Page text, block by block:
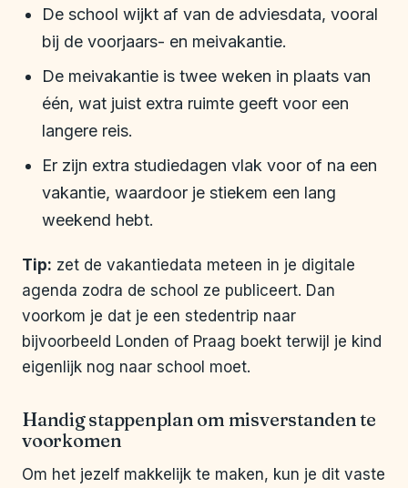
De school wijkt af van de adviesdata, vooral
bij de voorjaars- en meivakantie.
De meivakantie is twee weken in plaats van
één, wat juist extra ruimte geeft voor een
langere reis.
Er zijn extra studiedagen vlak voor of na een
vakantie, waardoor je stiekem een lang
weekend hebt.
Tip: zet de vakantiedata meteen in je digitale
agenda zodra de school ze publiceert. Dan
voorkom je dat je een stedentrip naar
bijvoorbeeld Londen of Praag boekt terwijl je kind
eigenlijk nog naar school moet.
Handig stappenplan om misverstanden te
voorkomen
Om het jezelf makkelijk te maken, kun je dit vaste